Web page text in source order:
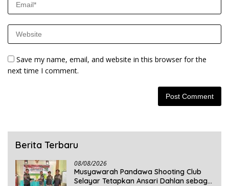
Save my name, email, and website in this browser for the
next time I comment.
Berita Terbaru
08/08/2026
Musyawarah Pandawa Shooting Club
Selayar Tetapkan Ansari Dahlan sebagai